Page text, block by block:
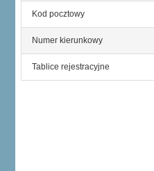
Kod pocztowy
Numer kierunkowy
Tablice rejestracyjne